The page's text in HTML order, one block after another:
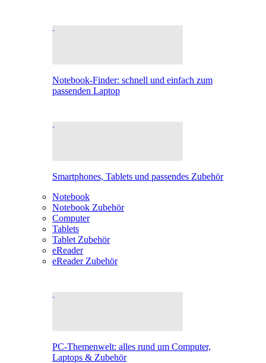
Notebook-Finder: schnell und einfach zum
passenden Laptop
Smartphones, Tablets und passendes Zubehör
Notebook
Notebook Zubehör
Computer
Tablets
Tablet Zubehör
eReader
eReader Zubehör
PC-Themenwelt: alles rund um Computer,
Laptops & Zubehör